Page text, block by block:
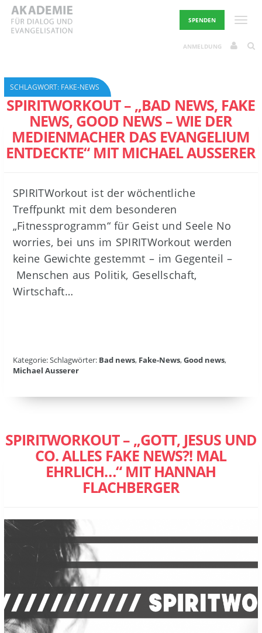
Skip
content
SPENDEN
ANMELDUNG
SCHLAGWORT: FAKE-NEWS
SPIRITWORKOUT – „BAD NEWS, FAKE
NEWS, GOOD NEWS – WIE DER
MEDIENMACHER DAS EVANGELIUM
ENTDECKTE“ MIT MICHAEL AUSSERER
SPIRITWorkout ist der wöchentliche
Treffpunkt mit dem besonderen
„Fitnessprogramm“ für Geist und Seele No
worries, bei uns im SPIRITWorkout werden
keine Gewichte gestemmt – im Gegenteil –
Menschen aus Politik, Gesellschaft,
Wirtschaft…
Kategorie: Schlagwörter: Bad news, Fake-News,Good news,
Michael Ausserer
SPIRITWORKOUT – „GOTT, JESUS UND
CO. ALLES FAKE NEWS?! MAL
EHRLICH…“ MIT HANNAH
FLACHBERGER